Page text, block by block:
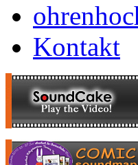
Kontakt